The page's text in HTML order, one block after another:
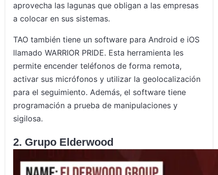
aprovecha las lagunas que obligan a las empresas
a colocar en sus sistemas.
TAO también tiene un software para Android e iOS
llamado WARRIOR PRIDE. Esta herramienta les
permite encender teléfonos de forma remota,
activar sus micrófonos y utilizar la geolocalización
para el seguimiento. Además, el software tiene
programación a prueba de manipulaciones y
sigilosa.
2. Grupo Elderwood